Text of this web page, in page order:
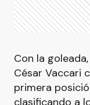
Con la
César Vaccari
primera
clasificando a